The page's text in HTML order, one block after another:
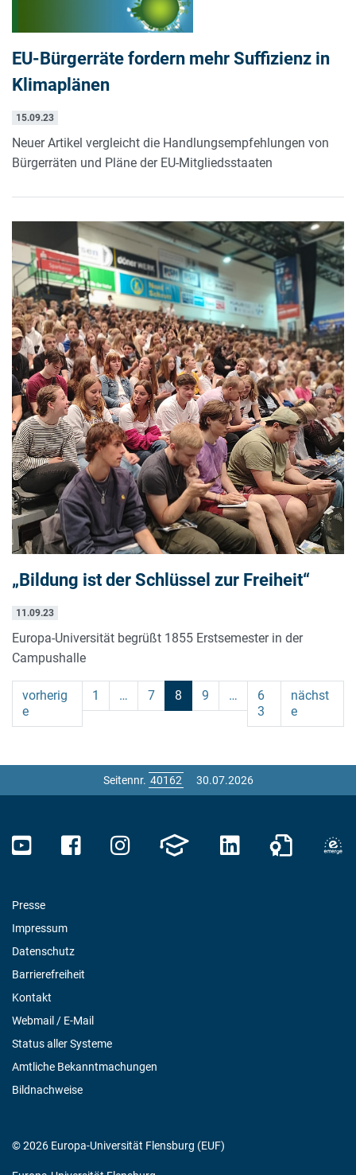
EU-Bürgerräte fordern mehr Suffizienz in
Klimaplänen
15.09.23
Neuer Artikel vergleicht die Handlungsempfehlungen von
Bürgerräten und Pläne der EU-Mitgliedsstaaten
„Bildung ist der Schlüssel zur Freiheit“
11.09.23
Europa-Universität begrüßt 1855 Erstsemester in der
Campushalle
vorherig
e
1 … 7 8 9 …
6
3
nächst
e
Seitennr. 30.07.2026
Presse
Impressum
Datenschutz
Barrierefreiheit
Kontakt
Webmail / E-Mail
Status aller Systeme
Amtliche Bekanntmachungen
Bildnachweise
© 2026 Europa-Universität Flensburg (EUF)